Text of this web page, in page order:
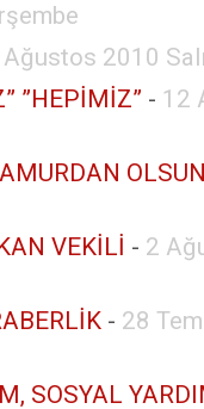
2010
”HEPİMİZ” - 12
VEKİLİ - 2
- 28
SOSYAL